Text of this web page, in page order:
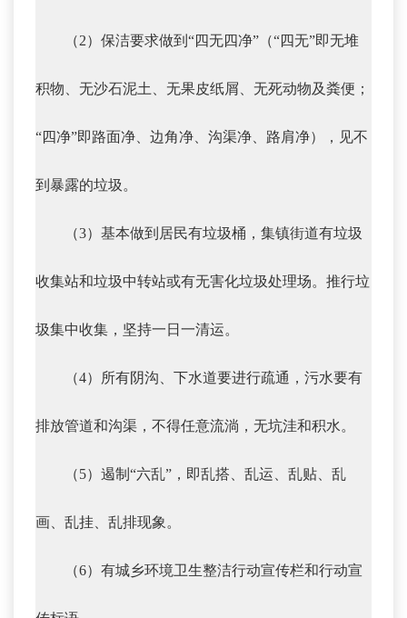
（2）保洁要求做到“四无四净”（“四无”即无堆
积物、无沙石泥土、无果皮纸屑、无死动物及粪便；
“四净”即路面净、边角净、沟渠净、路肩净），见不
到暴露的垃圾。
（3）基本做到居民有垃圾桶，集镇街道有垃圾
收集站和垃圾中转站或有无害化垃圾处理场。推行垃
圾集中收集，坚持一日一清运。
（4）所有阴沟、下水道要进行疏通，污水要有
排放管道和沟渠，不得任意流淌，无坑洼和积水。
（5）遏制“六乱”，即乱搭、乱运、乱贴、乱
画、乱挂、乱排现象。
（6）有城乡环境卫生整洁行动宣传栏和行动宣